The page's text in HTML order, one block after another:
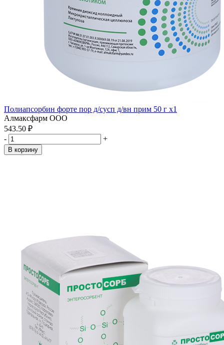
Полиапсорбин форте пор д/сусп д/вн прим 50 г x1
Алмаксфарм ООО
543.50 ₽
-
+
В корзину